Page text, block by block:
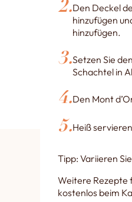
Den Deckel
hinzufügen
hinzufügen.
Setzen Sie
Schachtel in
Den Mont
Heiß
Tipp: Variieren
Weitere Rezepte
kostenlos beim